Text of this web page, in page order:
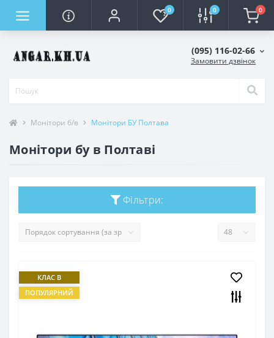
0 0 0
(095) 116-02-66
Замовити дзвінок
Монітори б/в Монітори БУ Полтава
Монітори бу в Полтаві
Фільтри:
КЛАС B
ПОПУЛЯРНИЙ